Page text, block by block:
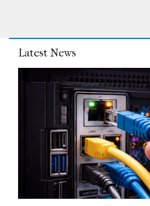
Latest News